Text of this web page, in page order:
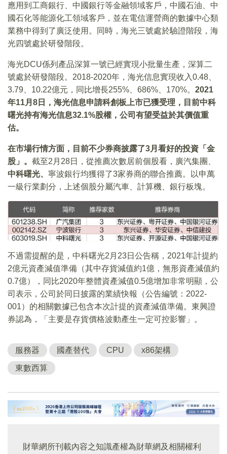
應用到工商銀行、中國銀行等金融領域客戶，中國石油、中
國石化等能源化工領域客戶，並在電信運營商的數據中心類
業務中得到了廣泛使用。同時，海光三號處於驗證階段，海
光四號處於研發階段。
海光DCU係列產品深算一號已經實現小批量生產，深算二
號處於研發階段。2018-2020年，海光信息實現收入0.48、
3.79、10.22億元，同比增長255%、686%、170%。 2021
年11月8日，海光信息申請科創板上市已獲受理，目前中科
曙光持有海光信息32.1%股權，公司有望受益於其價值重
估。
在市場行情方面，目前不少券商披露了3月看好的投資「金
股」。 截至2月28日，從推薦次數居前個股看，廣汽集團、
中科曙光、 寧波銀行均獲得了3家券商的聯合推薦。以申萬
一級行業劃分，上述個股分屬汽車、計算機、銀行板塊。
不過需提醒的是，中科曙光2月23日公告稱，2021年計提約
2億元資產減值準備（其中存貨減值約1億，無形資產減值約
0.7億），同比2020年整體資產減值0.5億增加非常明顯，公
司表示，公司於同日披露的業績快報（公告編號：2022-
001）的相關數據已包含本次計提的資產減值準備。東興證
券認為，「主要是存貨價格波動產生一定可控影響」。
服務器 國產替代 CPU x86架構
東數西算
財華網所刊載內容之知識產權為財華網及相關權利